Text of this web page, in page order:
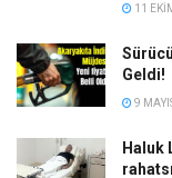
11
Geldi!
9
Haluk